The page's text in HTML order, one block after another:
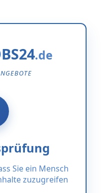
Sie ein Mensch
zuzugreifen